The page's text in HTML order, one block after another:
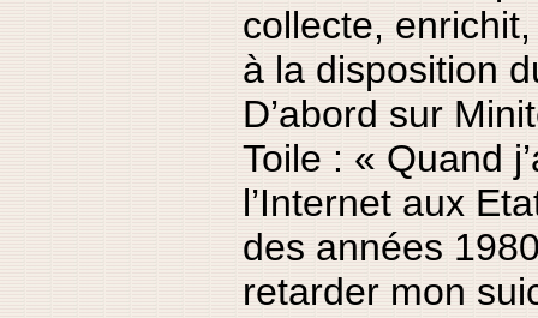
collecte,
à la disposition
D’abord sur
Toile : « Quand
l’Internet aux
des années
retarder mon